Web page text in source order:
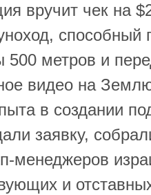
вручит чек на
способный
500 метров и
видео на
в создании
заявку,
менеджеров
и